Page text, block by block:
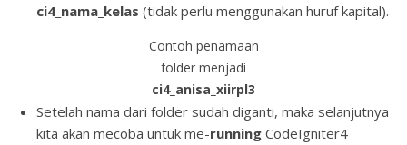
ci4_nama_kelas (tidak perlu menggunakan huruf kapital).
Contoh penamaan
folder menjadi
ci4_anisa_xiirpl3
Setelah nama dari folder sudah diganti, maka selanjutnya
kita akan mecoba untuk me-running CodeIgniter4